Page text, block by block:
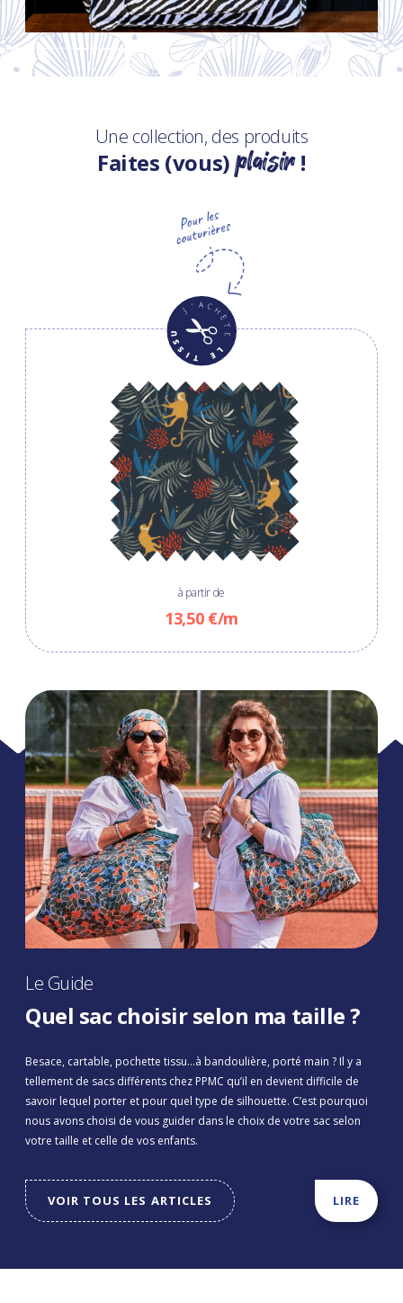
Une collection, des produits
Faites (vous)plaisir!
à partir de
13,50 €/m
Le Guide
Quel sac choisir selon ma taille ?
Besace, cartable, pochette tissu…à bandoulière, porté main ? Il y a
tellement de sacs différents chez PPMC qu’il en devient difficile de
savoir lequel porter et pour quel type de silhouette. C’est pourquoi
nous avons choisi de vous guider dans le choix de votre sac selon
votre taille et celle de vos enfants.
VOIR TOUS LES ARTICLES LIRE